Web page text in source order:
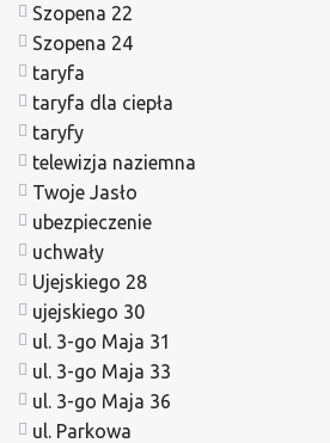
Szopena 22
Szopena 24
taryfa
taryfa dla ciepła
taryfy
telewizja naziemna
Twoje Jasło
ubezpieczenie
uchwały
Ujejskiego 28
ujejskiego 30
ul. 3-go Maja 31
ul. 3-go Maja 33
ul. 3-go Maja 36
ul. Parkowa